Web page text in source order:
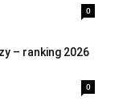
0
– ranking 2026
0